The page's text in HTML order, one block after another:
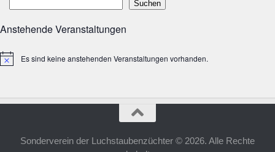
Suchen
Anstehende Veranstaltungen
HinweisEs sind keine anstehenden Veranstaltungen vorhanden.
Sonderverein der Luchstaubenzüchter © 2026. Alle Rechte